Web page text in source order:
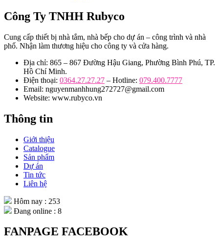
Công Ty TNHH Rubyco
Cung cấp thiết bị nhà tắm, nhà bếp cho dự án – công trình và nhà
phố. Nhận làm thương hiệu cho công ty và cửa hàng.
Địa chỉ: 865 – 867 Đường Hậu Giang, Phường Bình Phú, TP.
Hồ Chí Minh.
Điện thoại: 0364.27.27.27 – Hotline: 079.400.7777
Email: nguyenmanhhung272727@gmail.com
Website: www.rubyco.vn
Thông tin
Giới thiệu
Catalogue
Sản phẩm
Dự án
Tin tức
Liên hệ
Hôm nay : 253
Đang online : 8
FANPAGE FACEBOOK